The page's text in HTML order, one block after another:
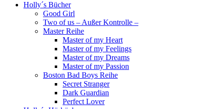
Holly´s Bücher
Good Girl
Two of us – Außer Kontrolle –
Master Reihe
Master of my Heart
Master of my Feelings
Master of my Dreams
Master of my Passion
Boston Bad Boys Reihe
Secret Stranger
Dark Guardian
Perfect Lover